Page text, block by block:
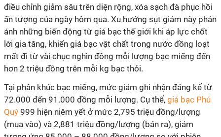
điều chỉnh giảm sâu trên diện rộng, xóa sạch đà phục hồi
ấn tượng của ngày hôm qua. Xu hướng sụt giảm này phản
ánh những biến động từ giá bạc thế giới khi áp lực chốt
lời gia tăng, khiến giá bạc vật chất trong nước đồng loạt
mất đi từ vài chục nghìn đồng mỗi lượng bạc miếng đến
hơn 2 triệu đồng trên mỗi kg bạc thỏi.
Tại phân khúc bạc miếng, mức giảm ghi nhận đáng kể từ
72.000 đến 91.000 đồng mỗi lượng. Cụ thể, giá bạc Phú
Quý 999 hiện niêm yết ở mức 2,795 triệu đồng/lượng
(mua vào) và 2,881 triệu đồng/lượng (bán ra), giảm